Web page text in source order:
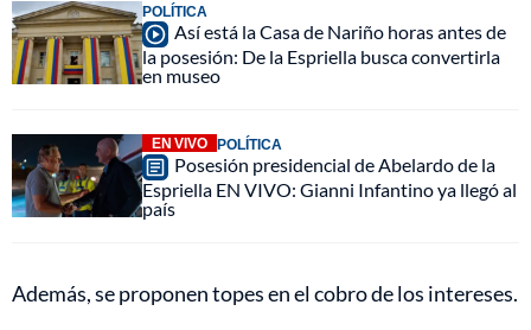
POLÍTICA
Así está la Casa de Nariño horas antes de
la posesión: De la Espriella busca convertirla
en museo
EN VIVO POLÍTICA
Posesión presidencial de Abelardo de la
Espriella EN VIVO: Gianni Infantino ya llegó al
país
Además, se proponen topes en el cobro de los intereses.